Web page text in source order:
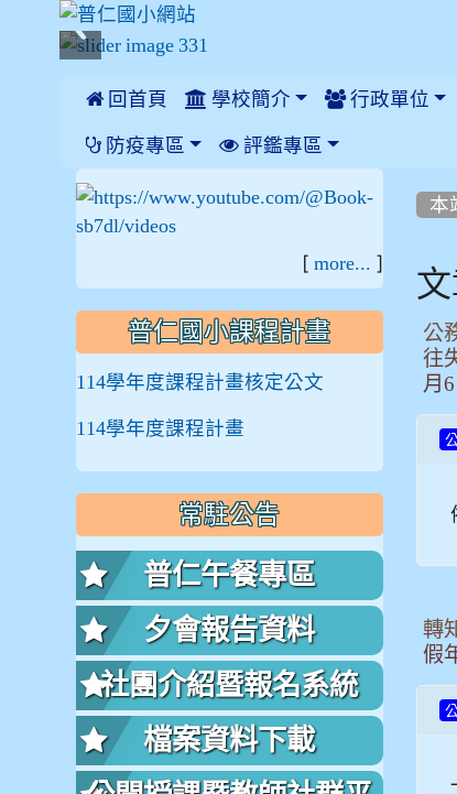
 回首頁 學校簡介 行政單位
防疫專區 評鑑專區
本
公
往
月
轉
假
[ more... ]
普仁國小課程計畫
114學年度課程計畫核定公文
114學年度課程計畫
常駐公告
普仁午餐專區
夕會報告資料
社團介紹暨報名系統
檔案資料下載